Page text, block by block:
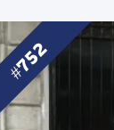
752